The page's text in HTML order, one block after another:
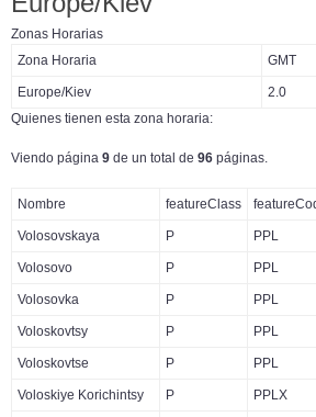
Zonas Horarias
Zona Horaria
GMT
Europe/Kiev 2.0
Quienes tienen esta zona horaria:
Viendo página 9 de un total de 96 páginas.
Nombre featureClass
Volosovskaya P PPL
Volosovo P PPL
Volosovka P PPL
Voloskovtsy P PPL
Voloskovtse P PPL
Voloskiye Korichintsy P PPLX